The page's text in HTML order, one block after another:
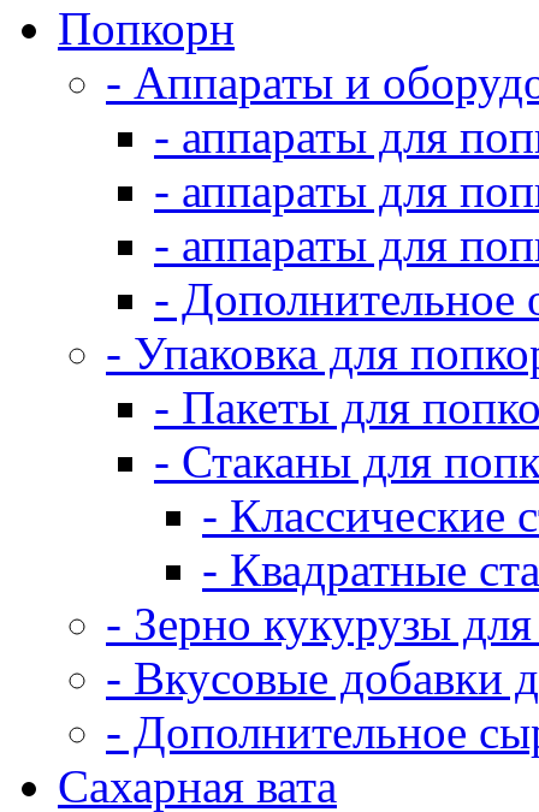
Попкорн
- Аппараты и
- аппараты для
- аппараты для
- аппараты для
- Дополнительное
- Упаковка для
- Пакеты для
- Стаканы для
- Классические
- Квадратные
- Зерно кукурузы
- Вкусовые добавки
- Дополнительное
Сахарная вата